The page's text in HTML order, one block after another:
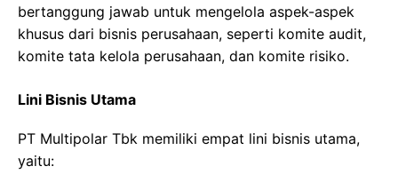
bertanggung jawab untuk mengelola aspek-aspek
khusus dari bisnis perusahaan, seperti komite audit,
komite tata kelola perusahaan, dan komite risiko.
Lini Bisnis Utama
PT Multipolar Tbk memiliki empat lini bisnis utama,
yaitu: